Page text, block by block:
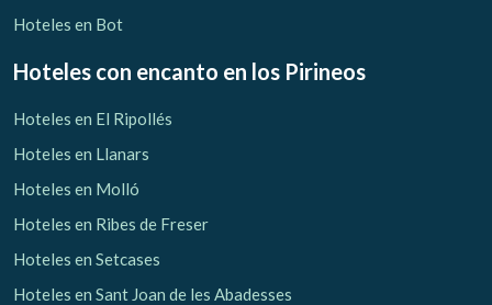
Hoteles en Bot
Hoteles con encanto en los Pirineos
Hoteles en El Ripollés
Hoteles en Llanars
Hoteles en Molló
Hoteles en Ribes de Freser
Hoteles en Setcases
Hoteles en Sant Joan de les Abadesses